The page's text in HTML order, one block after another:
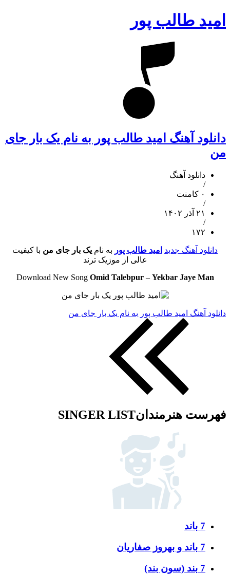
امید طالب پور
دانلود آهنگ امید طالب پور به نام یک بار جای
من
دانلود آهنگ
/
۰ کامنت
/
۲۱ آذر ۱۴۰۲
/
۱۷۲
دانلود آهنگ جدید امید طالب پور به نام یک بار جای من با کیفیت
عالی از موزیک ترند
Download New Song Omid Talebpur– Yekbar Jaye Man
دانلود آهنگ امید طالب پور به نام یک بار جای من
فهرست هنرمندانSINGER LIST
7 باند
7 باند و بهروز صفاریان
7 بند (سون بند)